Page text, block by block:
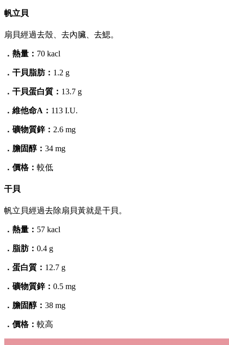
帆立貝
扇貝經過去殼、去內臟、去鰓。
．熱量： 70 kacl
．干貝脂肪： 1.2 g
．干貝蛋白質： 13.7 g
．維他命A： 113 I.U.
．礦物質鋅： 2.6 mg
．膽固醇： 34 mg
．價格： 較低
干貝
帆立貝經過去除扇貝黃就是干貝。
．熱量： 57 kacl
．脂肪： 0.4 g
．蛋白質： 12.7 g
．礦物質鋅： 0.5 mg
．膽固醇： 38 mg
．價格： 較高